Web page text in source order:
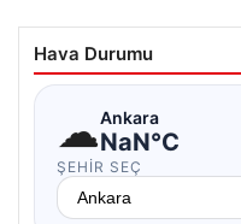
Hava Durumu
☁Ankara
NaN°C
ŞEHIR SEÇ